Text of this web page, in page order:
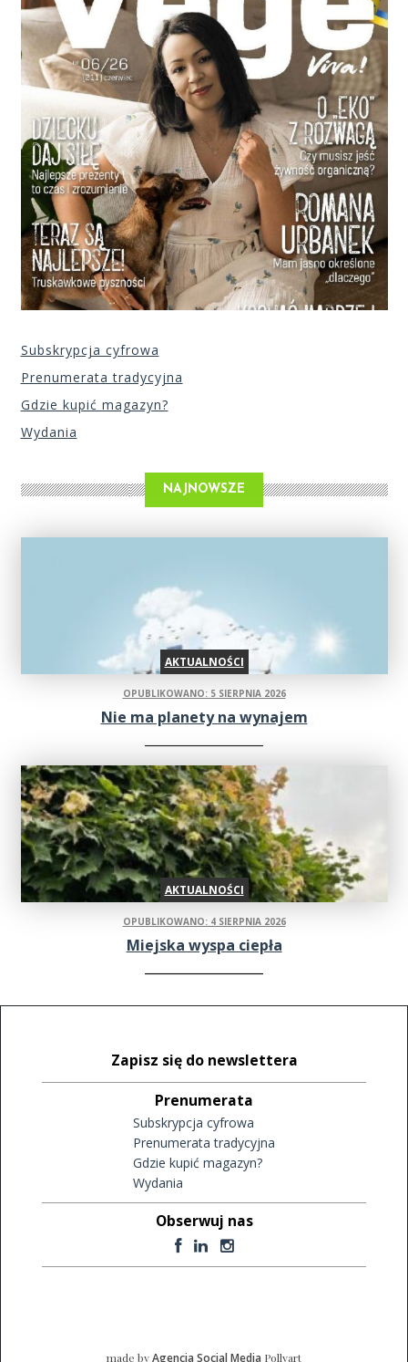
Subskrypcja cyfrowa
Prenumerata tradycyjna
Gdzie kupić magazyn?
Wydania
NAJNOWSZE
AKTUALNOŚCI
OPUBLIKOWANO: 5 SIERPNIA 2026
Nie ma planety na wynajem
AKTUALNOŚCI
OPUBLIKOWANO: 4 SIERPNIA 2026
Miejska wyspa ciepła
Zapisz się do newslettera
Prenumerata
Subskrypcja cyfrowa
Prenumerata tradycyjna
Gdzie kupić magazyn?
Wydania
Obserwuj nas
made byAgencja Social Media Pollyart